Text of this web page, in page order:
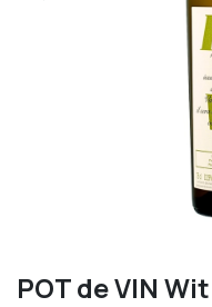
POT de VIN